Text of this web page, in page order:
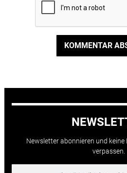
KOMMENTAR
Newsletter abonnieren und
verpassen.